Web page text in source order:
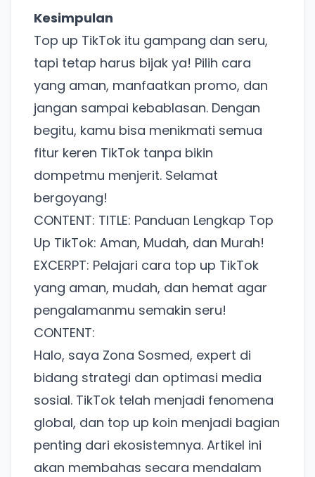
Kesimpulan
Top up TikTok itu gampang dan seru,
tapi tetap harus bijak ya! Pilih cara
yang aman, manfaatkan promo, dan
jangan sampai kebablasan. Dengan
begitu, kamu bisa menikmati semua
fitur keren TikTok tanpa bikin
dompetmu menjerit. Selamat
bergoyang!
CONTENT: TITLE: Panduan Lengkap Top
Up TikTok: Aman, Mudah, dan Murah!
EXCERPT: Pelajari cara top up TikTok
yang aman, mudah, dan hemat agar
pengalamanmu semakin seru!
CONTENT:
Halo, saya Zona Sosmed, expert di
bidang strategi dan optimasi media
sosial. TikTok telah menjadi fenomena
global, dan top up koin menjadi bagian
penting dari ekosistemnya. Artikel ini
akan membahas secara mendalam
Ada Website Baru!
Khusus untuk kamu yang mau coba
Punya website SMM baru nih! Coba BulkFame
untuk pengalaman lebih baik.
Tanpa daftar ulang, gratis dicoba. Kamu tetap bisa
pakai Zona Sosmed kapan saja.
Coba BulkFame
Lain kali saja